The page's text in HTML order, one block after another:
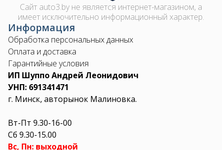
Сайт auto3.by не является интернет-магазином, а
имеет исключительно информационный характер.
Информация
Обработка персональных данных
Оплата и доставка
Гарантийные условия
ИП Шуппо Андрей Леонидович
УНП: 691341471
г. Минск, авторынок Малиновка.
Вт-Пт 9.30-16-00
Сб 9.30-15.00
Вс, Пн: выходной